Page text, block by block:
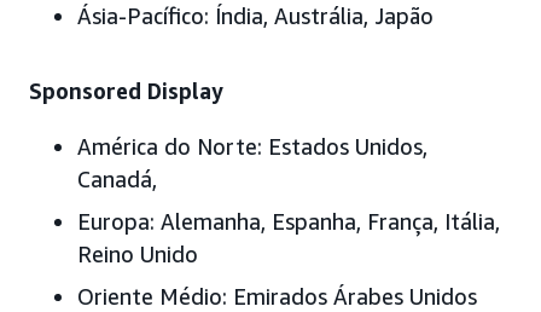
Ásia-Pacífico: Índia, Austrália, Japão
Sponsored Display
América do Norte: Estados Unidos,
Canadá,
Europa: Alemanha, Espanha, França, Itália,
Reino Unido
Oriente Médio: Emirados Árabes Unidos